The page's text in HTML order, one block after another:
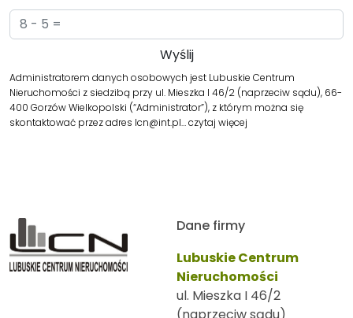
Administratorem danych osobowych jest Lubuskie Centrum
Nieruchomości z siedzibą przy ul. Mieszka I 46/2 (naprzeciw sądu), 66-
400 Gorzów Wielkopolski (“Administrator”), z którym można się
skontaktować przez adres lcn@int.pl…czytaj więcej
Dane firmy
Lubuskie Centrum
Nieruchomości
ul. Mieszka I 46/2
(naprzeciw sądu)